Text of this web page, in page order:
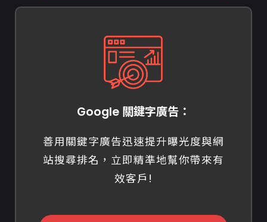
Google 關鍵字廣告：
善用關鍵字廣告迅速提升曝光度與網
站搜尋排名，立即精準地幫你帶來有
效客戶!